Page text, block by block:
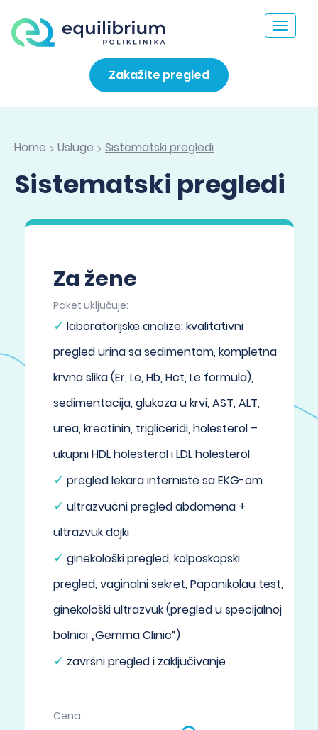
Toggle
Zakažite pregled
Home > Usluge > Sistematski pregledi
Sistematski pregledi
Za žene
Paket uključuje:
laboratorijske analize: kvalitativni
pregled urina sa sedimentom, kompletna
krvna slika (Er, Le, Hb, Hct, Le formula),
sedimentacija, glukoza u krvi, AST, ALT,
urea, kreatinin, trigliceridi, holesterol –
ukupni HDL holesterol i LDL holesterol
pregled lekara interniste sa EKG-om
ultrazvučni pregled abdomena +
ultrazvuk dojki
ginekološki pregled, kolposkopski
pregled, vaginalni sekret, Papanikolau test,
ginekološki ultrazvuk (pregled u specijalnoj
bolnici „Gemma Clinic“)
završni pregled i zaključivanje
Cena: